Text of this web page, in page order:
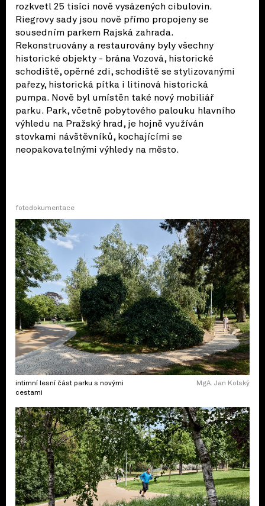
rozkvetl 25 tisíci nově vysázených cibulovin.
Riegrovy sady jsou nově přímo propojeny se
sousedním parkem Rajská zahrada.
Rekonstruovány a restaurovány byly všechny
historické objekty - brána Vozová, historické
schodiště, opěrné zdi, schodiště se stylizovanými
pařezy, historická pítka i litinová historická
pumpa. Nově byl umístěn také nový mobiliář
parku. Park, včetně pobytového palouku hlavního
výhledu na Pražský hrad, je hojně využíván
stovkami návštěvníků, kochajícími se
neopakovatelnými výhledy na město.
fotodokumentace
intimní lesní část parku s novými
cestami
MgA. Jan Kolský